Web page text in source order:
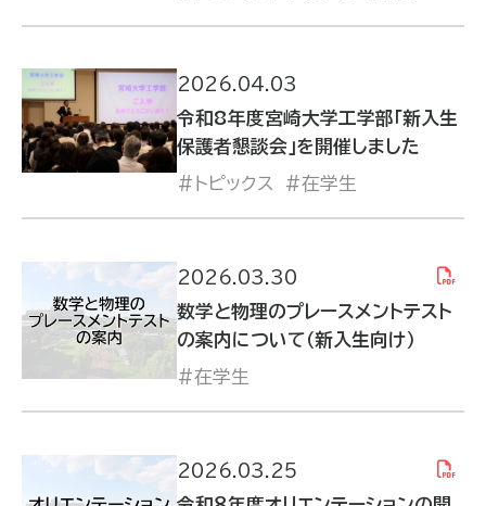
2026.04.03
令和8年度宮崎大学工学部「新入生
保護者懇談会」を開催しました
トピックス
在学生
2026.03.30
数学と物理のプレースメントテスト
の案内について（新入生向け）
在学生
2026.03.25